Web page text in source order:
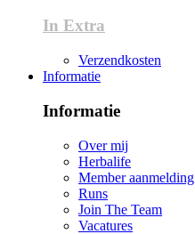
In Extra
Verzendkosten
Informatie
Informatie
Over mij
Herbalife
Member aanmelding
Runs
Join The Team
Vacatures